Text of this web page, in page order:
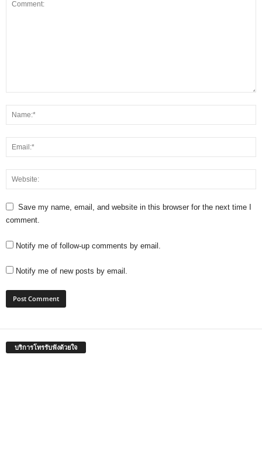
Save my name, email, and website in this browser for the next time I
comment.
Notify me of follow-up comments by email.
Notify me of new posts by email.
บริการโทรรับฟังด้วยใจ